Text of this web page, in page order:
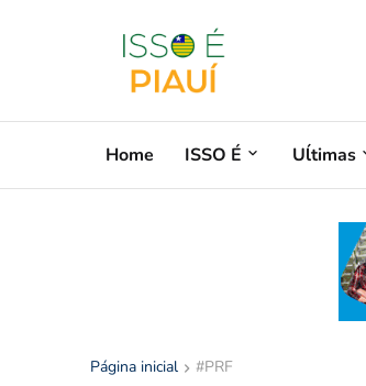
Home ISSO É Uĺtimas
Página inicial #PRF